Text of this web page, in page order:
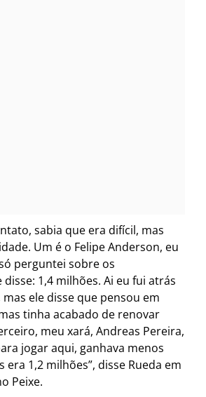
sabia que era difícil, mas
Um é o Felipe Anderson, eu
perguntei sobre os
disse: 1,4 milhões. Ai eu fui atrás
ele disse que pensou em
tinha acabado de renovar
meu xará, Andreas Pereira,
jogar aqui, ganhava menos
era 1,2 milhões”, disse Rueda em
Peixe.